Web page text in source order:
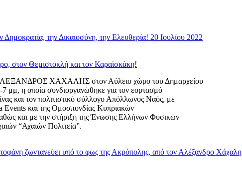
την Δικαιοσύνη, την Ελευθερία! 20 Ιουλίου 2022
στον Θεμιστοκλή και τον Καραϊσκάκη!
ΑΛΕΞΑΝΔΡΟΣ ΧΑΧΑΛΗΣ στον Αύλειο χώρο του Δημαρχείου
μμ, η οποία συνδιοργανώθηκε για τον εορτασμό
και τον πολιτιστικό σύλλογο Απόλλωνος Ναός, με
Events και της Ομοσπονδίας Κυπριακών
και με την στήριξη της Ένωσης Ελλήνων Φυσικών
“Αχαιών Πολιτεία”.
ζωντανεύει υπό το φως της Ακρόπολης, από τον Αλέξανδρο Χάχαλη